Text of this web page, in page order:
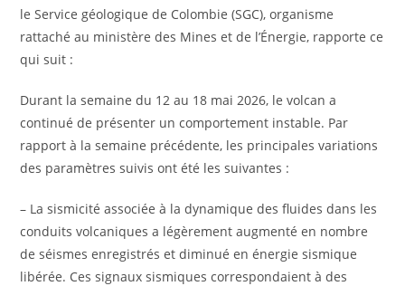
le Service géologique de Colombie (SGC), organisme
rattaché au ministère des Mines et de l’Énergie, rapporte ce
qui suit :
Durant la semaine du 12 au 18 mai 2026, le volcan a
continué de présenter un comportement instable. Par
rapport à la semaine précédente, les principales variations
des paramètres suivis ont été les suivantes :
– La sismicité associée à la dynamique des fluides dans les
conduits volcaniques a légèrement augmenté en nombre
de séismes enregistrés et diminué en énergie sismique
libérée. Ces signaux sismiques correspondaient à des